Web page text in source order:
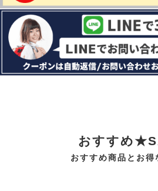
おすすめ
おすすめ商品とお得